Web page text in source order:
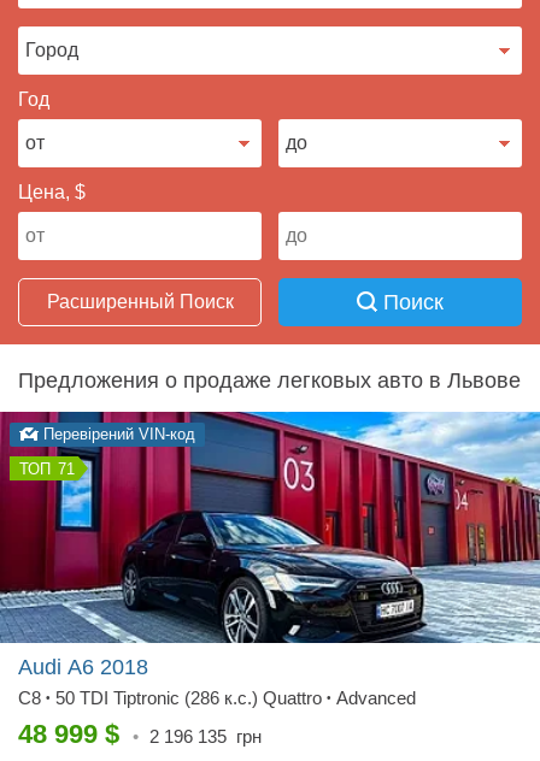
Год
Цена, $
Расширенный Поиск Поиск
Предложения о продаже легковых авто в Львове
Перевірений VIN-код
71
Audi A6 2018
C8 • 50 TDI Tiptronic (286 к.с.) Quattro • Advanced
48 999 $ • 2 196 135 грн